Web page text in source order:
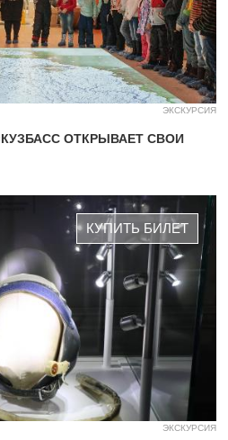
ЭКСКУРСИЯ
ОТКРЫВАЕТ СВОИ
ЭКСКУРСИЯ
КУПИТЬ БИЛЕТ